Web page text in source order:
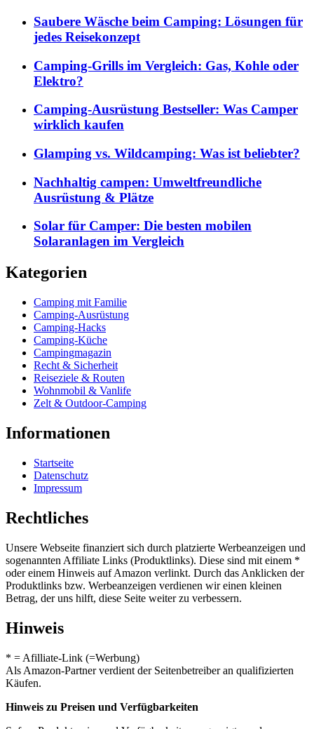
Saubere Wäsche beim Camping: Lösungen für
jedes Reisekonzept
Camping-Grills im Vergleich: Gas, Kohle oder
Elektro?
Camping-Ausrüstung Bestseller: Was Camper
wirklich kaufen
Glamping vs. Wildcamping: Was ist beliebter?
Nachhaltig campen: Umweltfreundliche
Ausrüstung & Plätze
Solar für Camper: Die besten mobilen
Solaranlagen im Vergleich
Kategorien
Camping mit Familie
Camping-Ausrüstung
Camping-Hacks
Camping-Küche
Campingmagazin
Recht & Sicherheit
Reiseziele & Routen
Wohnmobil & Vanlife
Zelt & Outdoor-Camping
Informationen
Startseite
Datenschutz
Impressum
Rechtliches
Unsere Webseite finanziert sich durch platzierte Werbeanzeigen und
sogenannten Affiliate Links (Produktlinks). Diese sind mit einem *
oder einem Hinweis auf Amazon verlinkt. Durch das Anklicken der
Produktlinks bzw. Werbeanzeigen verdienen wir einen kleinen
Betrag, der uns hilft, diese Seite weiter zu verbessern.
Hinweis
* = Afilliate-Link (=Werbung)
Als Amazon-Partner verdient der Seitenbetreiber an qualifizierten
Käufen.
Hinweis zu Preisen und Verfügbarkeiten